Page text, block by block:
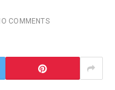
COMMENTS